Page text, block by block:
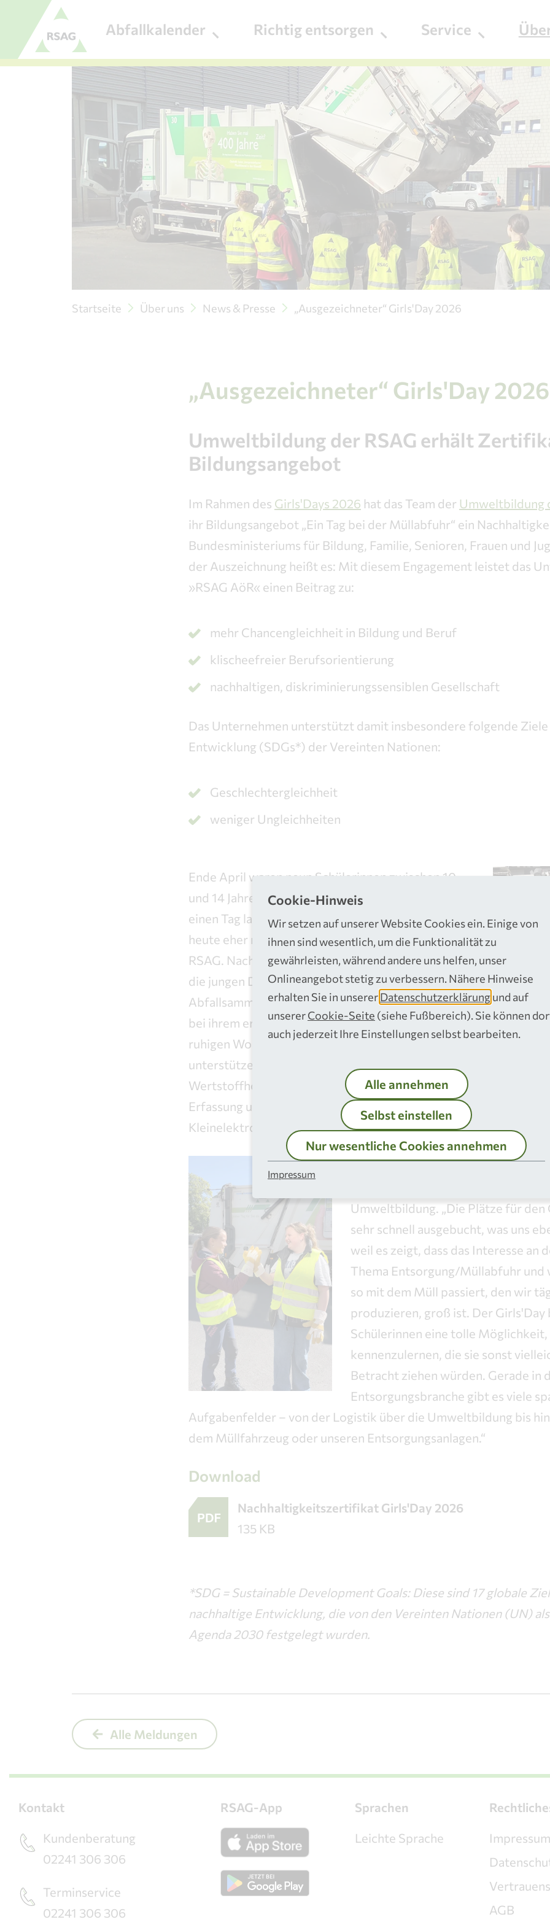
Zum Menü
Zum Inhalt
Abfallkalender Richtig entsorgen Service
Startseite Über uns News & Presse „Ausgezeichneter“ Girls'Day 2026
„Ausgezeichneter“ Girls'Day 2026
Umweltbildung der RSAG erhält
Bildungsangebot
Im Rahmen des Girls'Days 2026 hat das Team der Umweltbildung
ihr Bildungsangebot „Ein Tag bei der Müllabfuhr“ ein
Bundesministeriums für Bildung, Familie, Senioren, Frauen und
der Auszeichnung heißt es: Mit diesem Engagement leistet das
»RSAG AöR« einen Beitrag zu:
mehr Chancengleichheit in Bildung und Beruf
klischeefreier Berufsorientierung
nachhaltigen, diskriminierungssensiblen Gesellschaft
Das Unternehmen unterstützt damit insbesondere folgende
Entwicklung (SDGs*) der Vereinten Nationen:
Geschlechtergleichheit
weniger Ungleichheiten
Ende April waren neun Schülerinnen zwischen 10
und 14 Jahren bei der RSAG zu Besuch und erhielten
einen Tag lang umfangreiche Einblicke in die bis
heute eher männerdominierten Berufe bei der
RSAG. Nach einer Sicherheitseinweisung durften
die jungen Damen eine Runde auf dem
Abfallsammelfahrzeug mitfahren und im Anschluss
bei ihrem ersten Müllabfuhr-Einsatz in einem
ruhigen Wohngebiet bei der Leerung der Biotonnen
unterstützen. Ebenso konnten sie auf dem RSAG-
Wertstoffhof Troisdorf hinter die Kulissen der
Erfassung und Annahme von Wertstoffen sowie
Kleinelektrogeräten und Gefahrstoffen schauen.
„Wir freuen uns sehr über die
Umweltbildung. „Die Plätze für den
sehr schnell ausgebucht, was uns
weil es zeigt, dass das Interesse an
Thema Entsorgung/Müllabfuhr und
so mit dem Müll passiert, den wir
produzieren, groß ist. Der
Schülerinnen eine tolle
kennenzulernen, die sie sonst
Betracht ziehen würden. Gerade in
Entsorgungsbranche gibt es viele
Aufgabenfelder – von der Logistik über die Umweltbildung bis
dem Müllfahrzeug oder unseren Entsorgungsanlagen.“
Download
Nachhaltigkeitszertifikat Girls'Day 2026
135 KB
*SDG = Sustainable Development Goals: Diese sind 17 globale
nachhaltige Entwicklung, die von den Vereinten Nationen (UN)
Agenda 2030 festgelegt wurden.
Alle Meldungen
Kontakt
Kundenberatung
02241 306 306
Terminservice
02241 306 306
RSAG-App Sprachen
Leichte Sprache
Impressum
AGB
Cookie-Hinweis
Wir setzen auf unserer Website Cookies ein. Einige von
ihnen sind wesentlich, um die Funktionalität zu
gewährleisten, während andere uns helfen, unser
Onlineangebot stetig zu verbessern. Nähere Hinweise
erhalten Sie in unsererDatenschutzerklärungund auf
unsererCookie-Seite (siehe Fußbereich). Sie können
auch jederzeit Ihre Einstellungen selbst bearbeiten.
Alle annehmen
Selbst einstellen
Nur wesentliche Cookies annehmen
Impressum